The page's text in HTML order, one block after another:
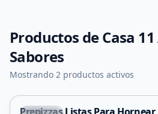
Productos deCasa
Sabores
Mostrando 2 productos activos